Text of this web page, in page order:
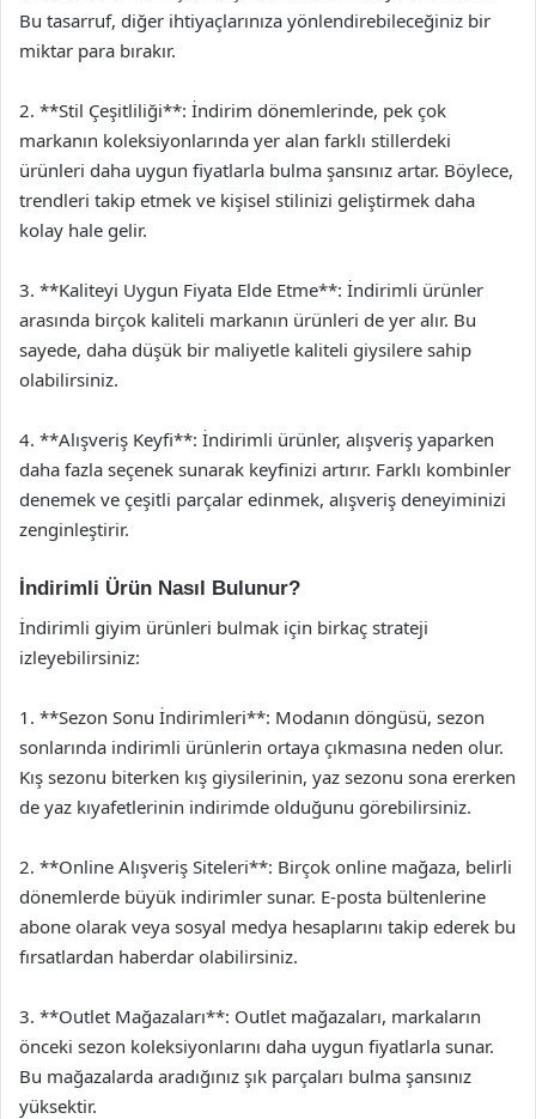
Bu tasarruf, diğer ihtiyaçlarınıza yönlendirebileceğiniz bir
miktar para bırakır.
2. **Stil Çeşitliliği**: İndirim dönemlerinde, pek çok
markanın koleksiyonlarında yer alan farklı stillerdeki
ürünleri daha uygun fiyatlarla bulma şansınız artar. Böylece,
trendleri takip etmek ve kişisel stilinizi geliştirmek daha
kolay hale gelir.
3. **Kaliteyi Uygun Fiyata Elde Etme**: İndirimli ürünler
arasında birçok kaliteli markanın ürünleri de yer alır. Bu
sayede, daha düşük bir maliyetle kaliteli giysilere sahip
olabilirsiniz.
4. **Alışveriş Keyfi**: İndirimli ürünler, alışveriş yaparken
daha fazla seçenek sunarak keyfinizi artırır. Farklı kombinler
denemek ve çeşitli parçalar edinmek, alışveriş deneyiminizi
zenginleştirir.
İndirimli Ürün Nasıl Bulunur?
İndirimli giyim ürünleri bulmak için birkaç strateji
izleyebilirsiniz:
1. **Sezon Sonu İndirimleri**: Modanın döngüsü, sezon
sonlarında indirimli ürünlerin ortaya çıkmasına neden olur.
Kış sezonu biterken kış giysilerinin, yaz sezonu sona ererken
de yaz kıyafetlerinin indirimde olduğunu görebilirsiniz.
2. **Online Alışveriş Siteleri**: Birçok online mağaza, belirli
dönemlerde büyük indirimler sunar. E-posta bültenlerine
abone olarak veya sosyal medya hesaplarını takip ederek bu
fırsatlardan haberdar olabilirsiniz.
3. **Outlet Mağazaları**: Outlet mağazaları, markaların
önceki sezon koleksiyonlarını daha uygun fiyatlarla sunar.
Bu mağazalarda aradığınız şık parçaları bulma şansınız
yüksektir.